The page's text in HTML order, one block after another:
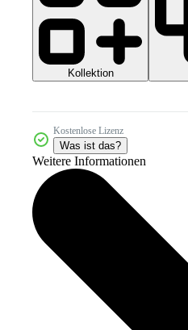
Kollektion
Kostenlose Lizenz
Was ist das?
Weitere Informationen